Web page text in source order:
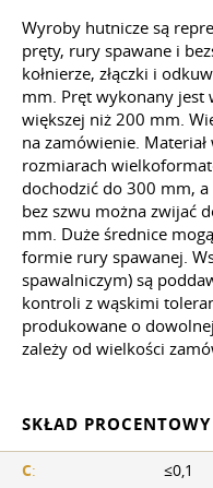
Wyroby hutnicze są
pręty, rury spawane i
kołnierze, złączki i
mm. Pręt wykonany
większej niż 200 mm.
na zamówienie.
rozmiarach
dochodzić do 300 mm,
bez szwu można zwijać
mm. Duże średnice
formie rury spawanej.
spawalniczym) są
kontroli z wąskimi
produkowane o
zależy od wielkości
SKŁAD
C:
≤0,1